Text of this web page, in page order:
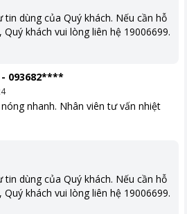
dùng của Quý khách. Nếu cần hỗ
khách vui lòng liên hệ 19006699.
- 093682****
nhanh. Nhân viên tư vấn nhiệt
dùng của Quý khách. Nếu cần hỗ
khách vui lòng liên hệ 19006699.